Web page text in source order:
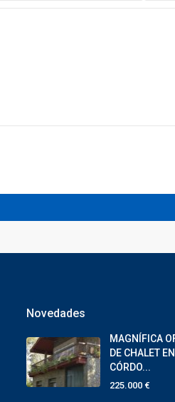
Novedades
MAGNÍFICA
DE CHALET EN
CÓRDO...
225.000 €